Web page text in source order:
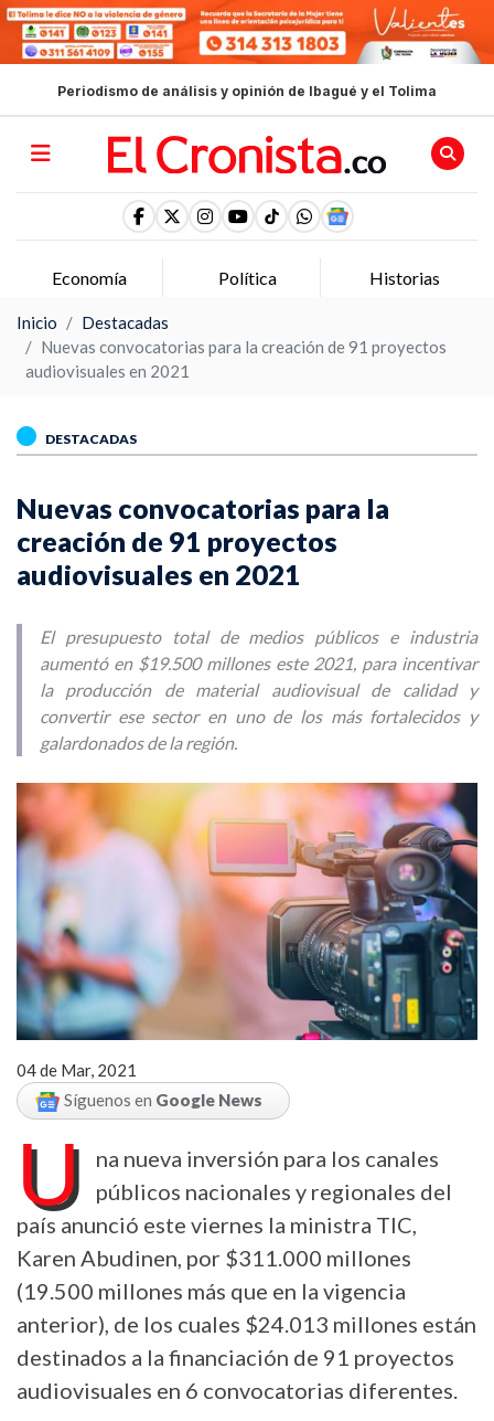
Periodismo de análisis y opinión de Ibagué y el Tolima
Economía Política Historias
Inicio
Destacadas
Nuevas convocatorias para la creación de 91 proyectos
audiovisuales en 2021
DESTACADAS
Nuevas convocatorias para la
creación de 91 proyectos
audiovisuales en 2021
El presupuesto total de medios públicos e industria
aumentó en $19.500 millones este 2021, para incentivar
la producción de material audiovisual de calidad y
convertir ese sector en uno de los más fortalecidos y
galardonados de la región.
04 de Mar, 2021
Síguenos en Google News
U
na nueva inversión para los canales
públicos nacionales y regionales del
país anunció este viernes la ministra TIC,
Karen Abudinen, por $311.000 millones
(19.500 millones más que en la vigencia
anterior), de los cuales $24.013 millones están
destinados a la financiación de 91 proyectos
audiovisuales en 6 convocatorias diferentes.